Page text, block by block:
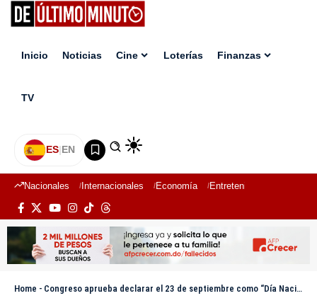
Inicio Noticias Cine Loterías Finanzas
TV
ES|EN
Nacionales Internacionales Economía Entretenimiento
Home - Congreso aprueba declarar el 23 de septiembre como “Día Nacional del Pelotero” en honor a Osvaldo Virgil